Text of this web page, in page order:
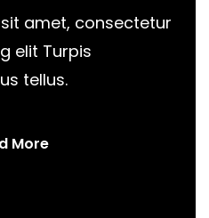
amet, consectetur
elit Turpis
tellus.
More